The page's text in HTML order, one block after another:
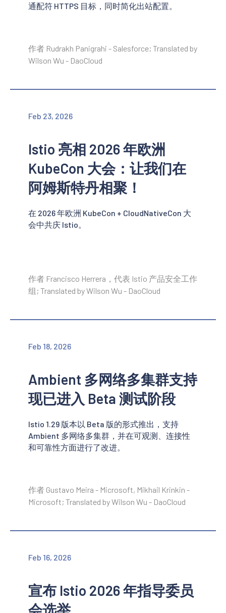
通配符 HTTPS 目标，同时简化出站配置。
作者 Rudrakh Panigrahi - Salesforce; Translated by
Wilson Wu - DaoCloud
Feb 23, 2026
Istio 亮相 2026 年欧洲
KubeCon 大会：让我们在
阿姆斯特丹相聚！
在 2026 年欧洲 KubeCon + CloudNativeCon 大
会中共庆 Istio。
作者 Francisco Herrera，代表 Istio 产品安全工作
组; Translated by Wilson Wu - DaoCloud
Feb 18, 2026
Ambient 多网络多集群支持
现已进入 Beta 测试阶段
Istio 1.29 版本以 Beta 版的形式推出，支持
Ambient 多网络多集群，并在可观测、连接性
和可靠性方面进行了改进。
作者 Gustavo Meira - Microsoft, Mikhail Krinkin -
Microsoft; Translated by Wilson Wu - DaoCloud
Feb 16, 2026
宣布 Istio 2026 年指导委员
会选举